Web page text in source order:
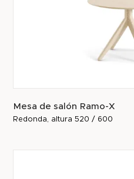
Mesa de salón Ramo-X
Redonda, altura 520 / 600